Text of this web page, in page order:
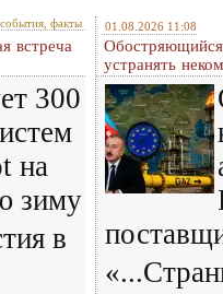
факты
встреча
300
на
зиму
в
01.08.2026 11:08
устранять